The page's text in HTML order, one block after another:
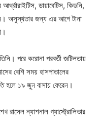
ডায়াবেটিস, কিডনি,
অসুস্থতার জন্য এর আগে টানা
পরে করোনা পরবর্তী জটিলতায়
বেশি সময় হাসপাতালের
হলে ১৯ জুন বাসায় ফেরেন।
রাসেল ন্যাশনাল গ্যাস্ট্রোলিভার